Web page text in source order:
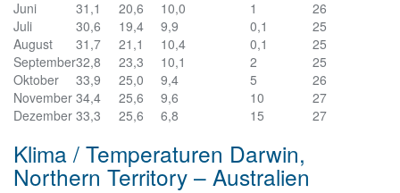
Juni
31,1 20,6 10,0 1
26
Juli
30,6 19,4 9,9 0,1
25
August
31,7 21,1 10,4 0,1
25
September32,8 23,3 10,1 2
25
Oktober
33,9 25,0 9,4 5
26
November 34,4 25,6 9,6 10
27
Dezember 33,3 25,6 6,8 15 27
Klima / Temperaturen Darwin,
Northern Territory – Australien